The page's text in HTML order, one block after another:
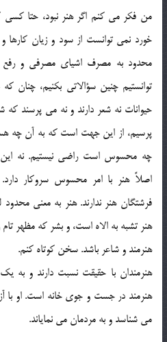
من فکر می کنم اگر هنر نبود، حتا
خورد نمی توانست از سود و زیان کارها
محدود به مصرف اشیای مصرفی و
توانستیم چنین سؤالاتی بکنیم، چنان
حیوانات نه شعر دارند و نه می پرسند
پرسیم، از این جهت است که به آن چه
چه محسوس است راضی نیستیم. نه
اصلاً هنر با امر محسوس سروکار
فرشتگان هنر ندارند. هنر به معنی
هنر تشبه به الاه است، و بشر که مظهر
هنرمند و شاعر باشد. سخن کوتاه کنم.
هنرمندان با حقیقت نسبت دارند و به
هنرمند در جست و جوی خانه است. او با
می شناسد و به مردمان می نمایاند.